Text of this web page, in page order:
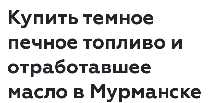
Купить темное
печное топливо и
отработавшее
масло в Мурманске